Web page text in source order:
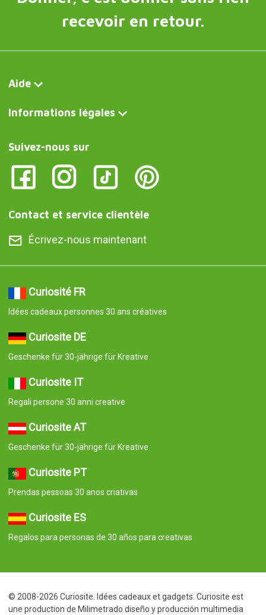
recevoir en retour.
Aide
Informations légales
Suivez-nous sur
Contact et service clientèle
Écrivez-nous maintenant
Curiosité FR
Idées cadeaux personnes 30 ans créatives
Curiosite DE
Geschenke für 30-jährige für Kreative
Curiosite IT
Regali persone 30 anni creative
Curiosite AT
Geschenke für 30-jährige für Kreative
Curiosite PT
Prendas pessoas 30 anos criativas
Curiosite ES
Regalos para personas de 30 años para creativas
© 2008-2026 Curiosite. Idées cadeaux et gadgets. Curiosite est
une production de Milimetrado diseño y producción multimedia